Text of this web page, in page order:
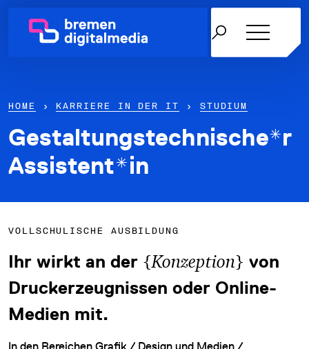
Netzwerk
Karriere in der IT
News & Termine
HOME › KARRIERE IN DER IT › STUDIUM
Gestaltungstechnische*r
Assistent*in
VOLLSCHULISCHE AUSBILDUNG
Ihr wirkt an der {Konzeption} von
Druckerzeugnissen oder Online-
Medien mit.
In den Bereichen Grafik / Design und Medien /